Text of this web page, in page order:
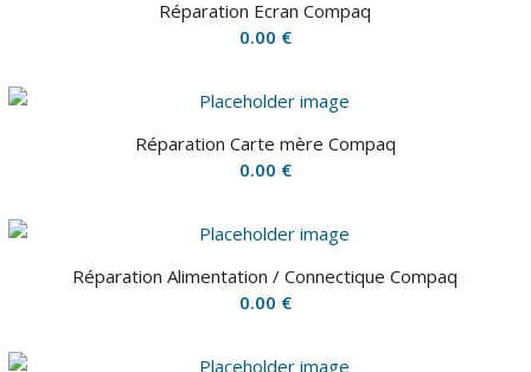
Réparation Ecran Compaq
0.00 €
Réparation Carte mère Compaq
0.00 €
Réparation Alimentation / Connectique Compaq
0.00 €